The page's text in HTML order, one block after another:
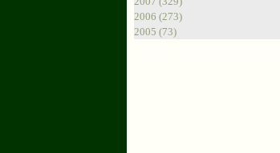
2006 (273)
2005 (73)